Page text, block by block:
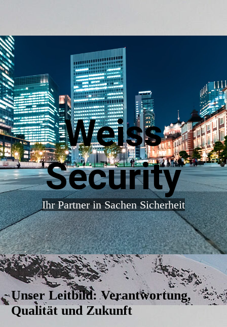
Weiss
Security
Ihr Partner in Sachen Sicherheit
Unser Leitbild: Verantwortung,
Qualität und Zukunft